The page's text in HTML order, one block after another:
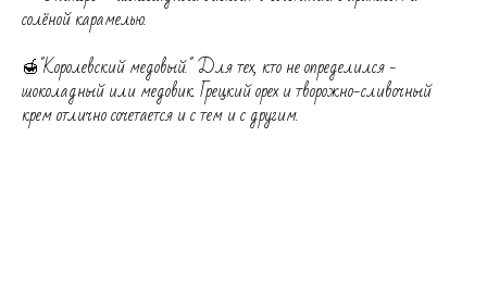
солёной карамелью.
🍯"Королевский медовый." Для тех, кто не определился -
шоколадный или медовик. Грецкий орех и творожно-сливочный
крем отлично сочетается и с тем и с другим.